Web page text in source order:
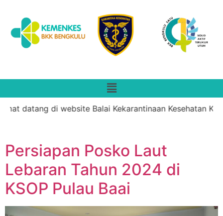
datang di website Balai Kekarantinaan Kesehatan
Persiapan Posko Laut
Lebaran Tahun 2024 di
KSOP Pulau Baai